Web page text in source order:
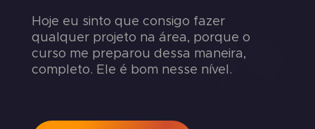
Hoje eu sinto que consigo fazer
qualquer projeto na área, porque o
curso me preparou dessa maneira,
completo. Ele é bom nesse nível.